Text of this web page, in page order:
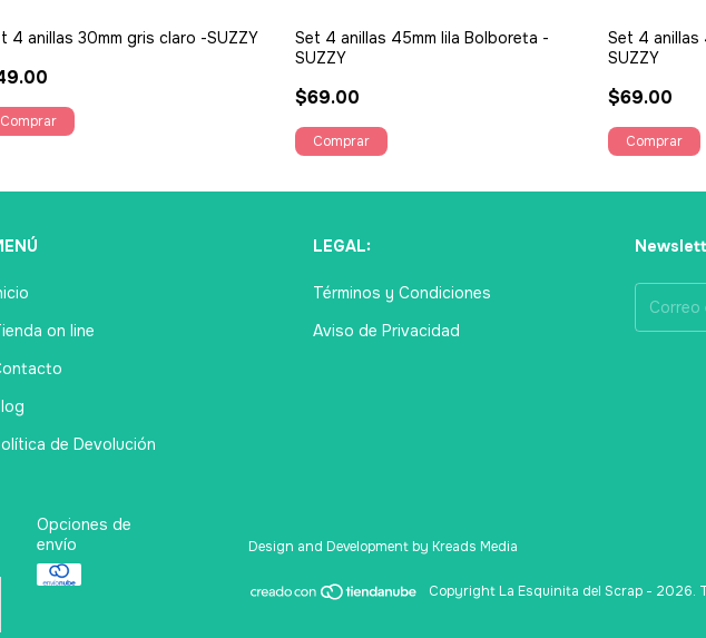
4 anillas 30mm gris claro -SUZZY
Set 4 anillas 45mm lila Bolboreta -
SUZZY
$69.00
Set 4 anillas
SUZZY
$69.00
on line
de Devolución
LEGAL:
Términos y Condiciones
Aviso de Privacidad
Opciones de
envío
Design and Development by Kreads Media
Copyright La Esquinita del Scrap - 2026.